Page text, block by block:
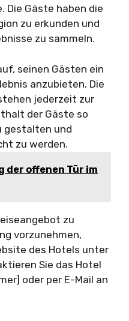
Die Gäste haben die
zu erkunden und
zu sammeln.
seinen Gästen ein
anzubieten. Die
jederzeit zur
der Gäste so
gestalten und
zu werden.
der offenen Tür im
zu
vorzunehmen,
des Hotels unter
Sie das Hotel
oder per E-Mail an